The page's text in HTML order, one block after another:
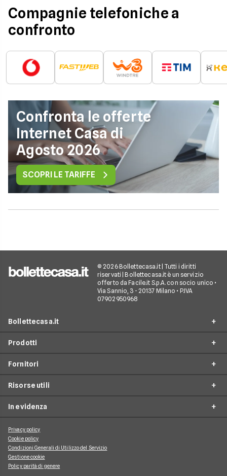
Compagnie telefoniche a
confronto
Confronta le offerte
Internet Casa di
Agosto 2026
SCOPRI LE TARIFFE
© 2026 Bollettecasa.it | Tutti i diritti
riservati | Bollettecasa.it è un servizio
offerto da Facile.it S.p.A. con socio unico •
Via Sannio, 3 - 20137 Milano • P.IVA
07902950968
Bollettecasa.it
Contatti
Servizio clienti
Prodotti
Offerte Internet Casa
Offerte Telefonia mobile
Fornitori
Provider Internet
Piattaforme Streaming e Pay-TV
Risorse utili
Guide internet casa
Guide alla telefonia mobile
Guide allo streaming tv
In evidenza
Aggiornamenti su Luce e Gas
Approfondimenti Internet Casa
Argomenti di Telefonia Mobile
Privacy policy
Cookie policy
Condizioni Generali di Utilizzo del Servizio
Gestione cookie
Policy parità di genere